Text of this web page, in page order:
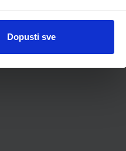
Dopusti sve